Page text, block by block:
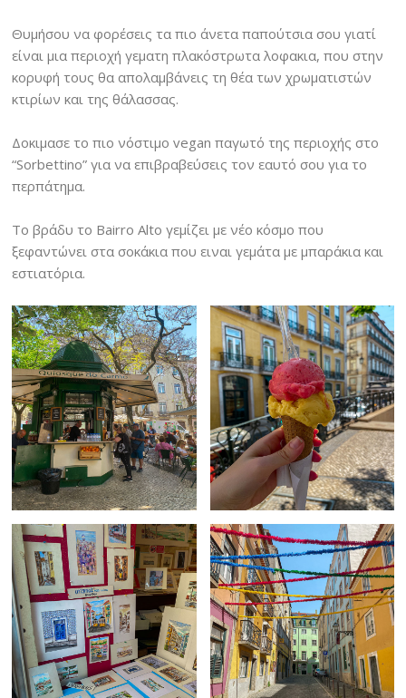
Θυμήσου να φορέσεις τα πιο άνετα παπούτσια σου γιατί
είναι μια περιοχή γεματη πλακόστρωτα λοφακια, που στην
κορυφή τους θα απολαμβάνεις τη θέα των χρωματιστών
κτιρίων και της θάλασσας.
Δοκιμασε το πιο νόστιμο vegan παγωτό της περιοχής στο
“Sorbettino” για να επιβραβεύσεις τον εαυτό σου για το
περπάτημα.
Το βράδυ το Bairro Alto γεμίζει με νέο κόσμο που
ξεφαντώνει στα σοκάκια που ειναι γεμάτα με μπαράκια και
εστιατόρια.